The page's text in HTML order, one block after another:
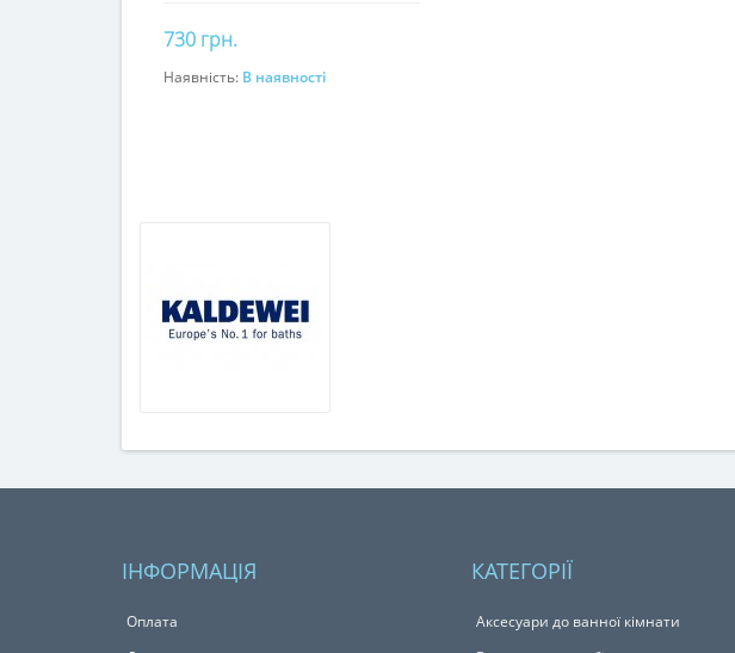
730 грн.
До кошика
Наявність: В наявності
ІНФОРМАЦІЯ
Оплата
КАТЕГОРІЇ
Аксесуари до ванної кімнати